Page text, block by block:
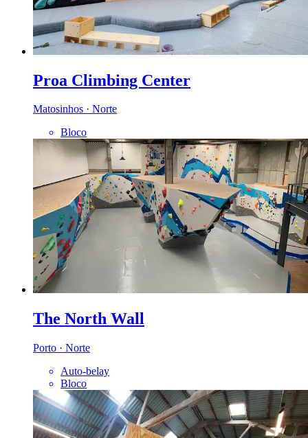
Proa Climbing Center
Matosinhos · Norte
Bloco
The North Wall
Porto · Norte
Auto-belay
Bloco